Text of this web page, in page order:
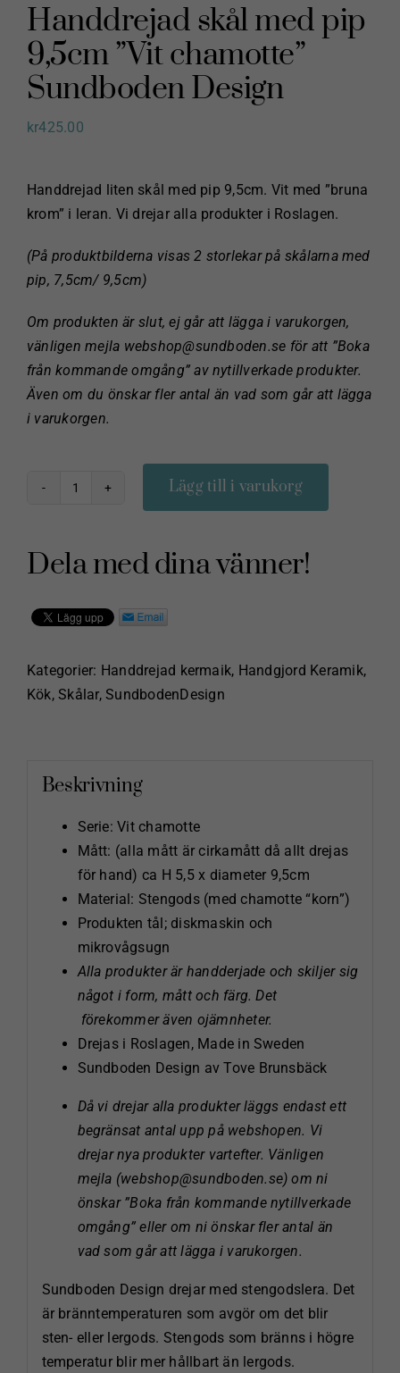
Handdrejad skål med pip
9,5cm ”Vit chamotte”
Sundboden Design
kr425.00
Handdrejad liten skål med pip 9,5cm. Vit med ”bruna
krom” i leran. Vi drejar alla produkter i Roslagen.
(På produktbilderna visas 2 storlekar på skålarna med
pip, 7,5cm/ 9,5cm)
Om produkten är slut, ej går att lägga i varukorgen,
vänligen mejla webshop@sundboden.se för att ”Boka
från kommande omgång” av nytillverkade produkter.
Även om du önskar fler antal än vad som går att lägga
i varukorgen.
pip
''Vit
Sundboden
Design
Lägg till i varukorg
Dela med dina vänner!
Kategorier: Handdrejad kermaik, Handgjord Keramik,
Kök,Skålar,SundbodenDesign
Beskrivning
Serie: Vit chamotte
Mått: (alla mått är cirkamått då allt drejas
för hand) ca H 5,5 x diameter 9,5cm
Material: Stengods (med chamotte “korn”)
Produkten tål; diskmaskin och
mikrovågsugn
Alla produkter är handderjade och skiljer sig
något i form, mått och färg. Det
förekommer även ojämnheter.
Drejas i Roslagen, Made in Sweden
Sundboden Design av Tove Brunsbäck
Då vi drejar alla produkter läggs endast ett
begränsat antal upp på webshopen. Vi
drejar nya produkter vartefter. Vänligen
mejla (webshop@sundboden.se) om ni
önskar ”Boka från kommande nytillverkade
omgång” eller om ni önskar fler antal än
vad som går att lägga i varukorgen.
Sundboden Design drejar med stengodslera. Det
är bränntemperaturen som avgör om det blir
sten- eller lergods. Stengods som bränns i högre
temperatur blir mer hållbart än lergods.